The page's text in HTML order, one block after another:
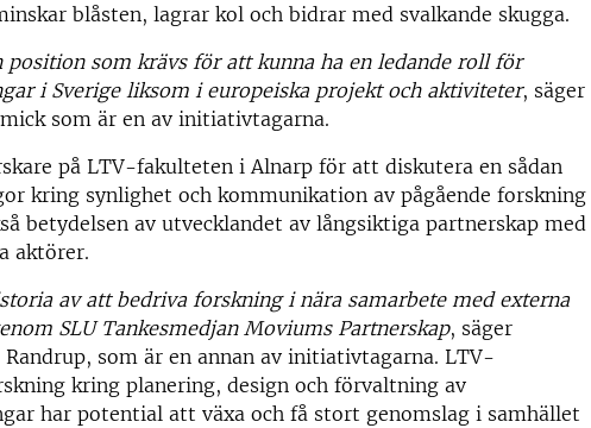
blåsten, lagrar kol och bidrar med svalkande skugga.
position som krävs för att kunna ha en ledande roll för
i Sverige liksom i europeiska projekt och aktiviteter, säger
som är en av initiativtagarna.
på LTV-fakulteten i Alnarp för att diskutera en sådan
kring synlighet och kommunikation av pågående forskning
betydelsen av utvecklandet av långsiktiga partnerskap med
aktörer.
av att bedriva forskning i nära samarbete med externa
SLU Tankesmedjan Moviums Partnerskap, säger
Randrup, som är en annan av initiativtagarna. LTV-
kring planering, design och förvaltning av
har potential att växa och få stort genomslag i samhället